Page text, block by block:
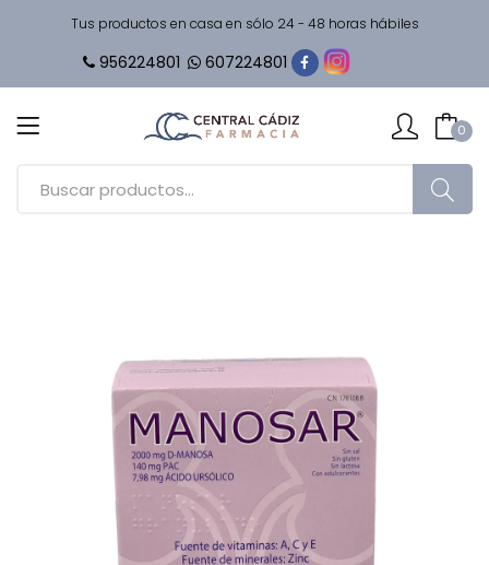
Tus productos en casa en sólo 24 - 48 horas hábiles
956224801 607224801
0